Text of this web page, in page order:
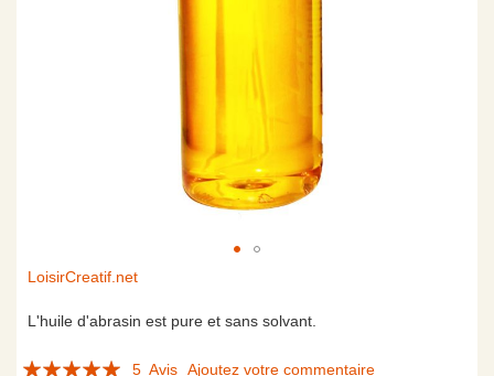
LoisirCreatif.net
L'huile d'abrasin est pure et sans solvant.
Évaluation:
5 Avis Ajoutez votre commentaire
Skip
the
of